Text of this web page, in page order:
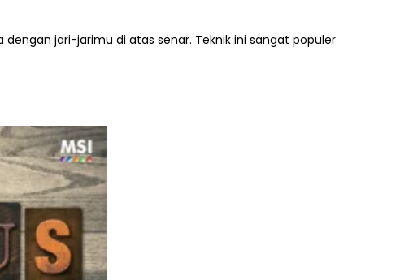
jari-jarimu di atas senar. Teknik ini sangat populer